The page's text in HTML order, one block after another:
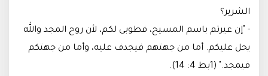
الشرير؟
- "إن عيرتم باسم المسيح، فطوبى لكم، لأن روح المجد والله
يحل عليكم. أما من جهتهم فيجدف عليه، وأما من جهتكم
فيمجد." (1بط 4: 14).